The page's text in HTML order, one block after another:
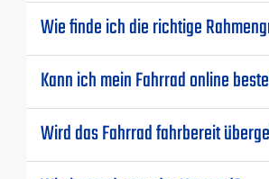
Wie finde ich die richtige
Kann ich mein Fahrrad online
Wird das Fahrrad fahrbereit